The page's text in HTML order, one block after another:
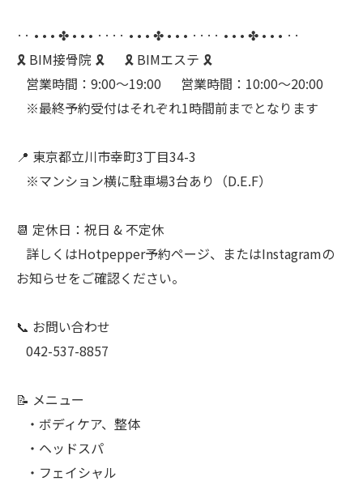
·· • • • ✤ • • • ···· • • • ✤ • • • ···· • • • ✤ • • • ··
🎗️ BIM接骨院 🎗️⠀⠀🎗️ BIMエステ 🎗️
⠀営業時間：9:00〜19:00⠀⠀営業時間：10:00〜20:00
⠀※最終予約受付はそれぞれ1時間前までとなります
📍 東京都立川市幸町3丁目34-3
⠀※マンション横に駐車場3台あり（D.E.F）
📆 定休日：祝日 & 不定休
⠀詳しくはHotpepper予約ページ、またはInstagramの
お知らせをご確認ください。
📞 お問い合わせ
⠀042-537-8857
📝 メニュー
⠀・ボディケア、整体
⠀・ヘッドスパ
⠀・フェイシャル